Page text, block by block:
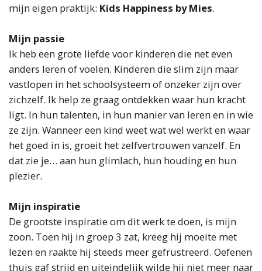
mijn eigen praktijk: Kids Happiness by Mies.
Mijn passie
Ik heb een grote liefde voor kinderen die net even
anders leren of voelen. Kinderen die slim zijn maar
vastlopen in het schoolsysteem of onzeker zijn over
zichzelf. Ik help ze graag ontdekken waar hun kracht
ligt. In hun talenten, in hun manier van leren en in wie
ze zijn. Wanneer een kind weet wat wel werkt en waar
het goed in is, groeit het zelfvertrouwen vanzelf. En
dat zie je… aan hun glimlach, hun houding en hun
plezier.
Mijn inspiratie
De grootste inspiratie om dit werk te doen, is mijn
zoon. Toen hij in groep 3 zat, kreeg hij moeite met
lezen en raakte hij steeds meer gefrustreerd. Oefenen
thuis gaf strijd en uiteindelijk wilde hij niet meer naar